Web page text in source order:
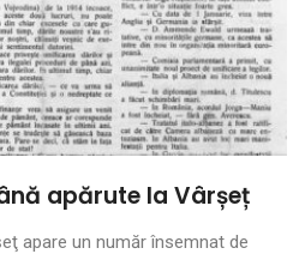
apărute la Vârșeț
apare un număr însemnat de